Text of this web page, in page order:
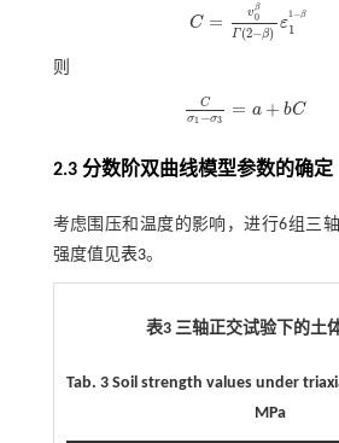
C = vβ
0
Γ(2−β)
ε
1−β
1
C= v0 Γ(2-β)ε11
则
C
σ1 −σ3
= a + bC
Cσ1-σ3 =a +b C
2.3 分数阶双曲线模型参数的确定
考虑围压和温度的影响，进行6组三
强度值见表3。
表3 三轴正交试验下的土
Tab. 3 Soil strength values under
MPa